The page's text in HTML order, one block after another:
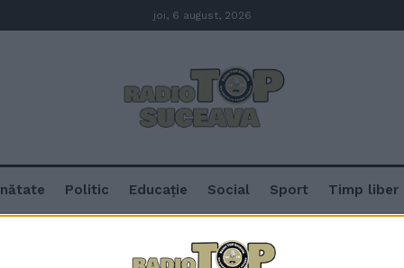
joi, 6 august, 2026
Politic Educație Social Sport Timp liber